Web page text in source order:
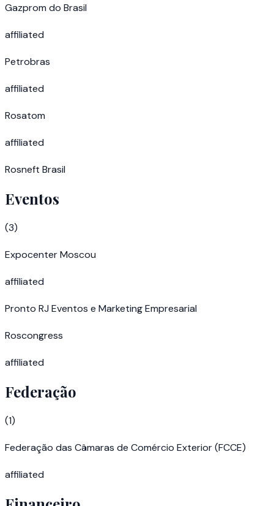
Gazprom do Brasil
affiliated
Petrobras
affiliated
Rosatom
affiliated
Rosneft Brasil
Eventos
(3)
Expocenter Moscou
affiliated
Pronto RJ Eventos e Marketing Empresarial
Roscongress
affiliated
Federação
(1)
Federação das Câmaras de Comércio Exterior (FCCE)
affiliated